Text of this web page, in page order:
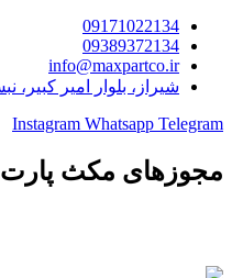
09171022134
09389372134
info@maxpartco.ir
شیراز، بلوار امیر کبیر،
Instagram Whatsapp Telegram
مجوزهای مکث پارت